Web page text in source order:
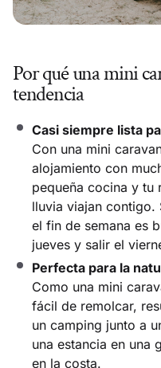
Por qué una mini
tendencia
Casi siempre lista
Con una mini
alojamiento con
pequeña cocina y tu
lluvia viajan contigo.
el fin de semana es
jueves y salir el
Perfecta para la
Como una mini
fácil de remolcar,
un camping junto a
una estancia en una
en la costa.